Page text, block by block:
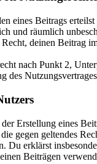
eines Beitrags
und räumlich
deinen Beitrag
nach Punkt 2,
des
Erstellung eines
gegen geltendes
Du erklärst
Beiträgen